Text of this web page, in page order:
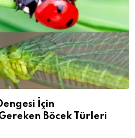
İçin
Böcek Türleri